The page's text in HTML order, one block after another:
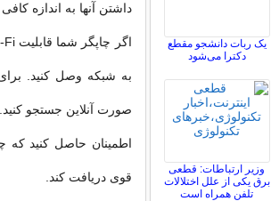
داشتن آنها به اندازه
به شبکه وصل کنید.
صورت آنلاین جستجو کنید.
قوی دریافت کند.
یک ربات دانشجو مقطع
دکترا می‌شود
وزیر ارتباطات: قطعی
برق یکی از علل اختلالات
تلفن همراه است